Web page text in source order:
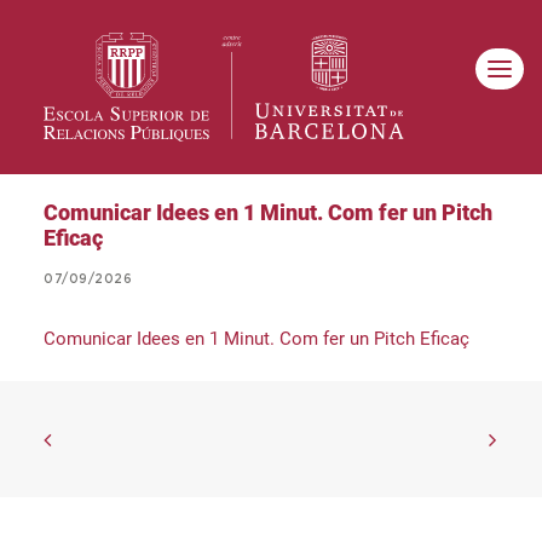
Comunicar Idees en 1 Minut. Com fer un Pitch
Eficaç
07/09/2026
Comunicar Idees en 1 Minut. Com fer un Pitch Eficaç